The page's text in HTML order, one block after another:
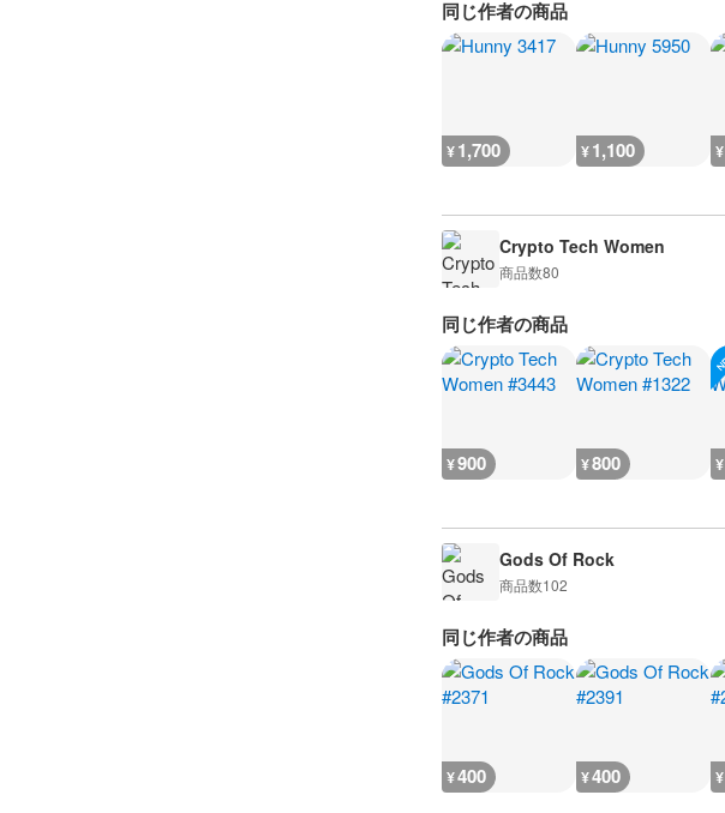
同じ作者の商品
¥1,700 ¥1,100 ¥
Crypto Tech Women
商品数80
同じ作者の商品
¥900 ¥800 ¥
Gods Of Rock
商品数102
同じ作者の商品
¥400 ¥400 ¥